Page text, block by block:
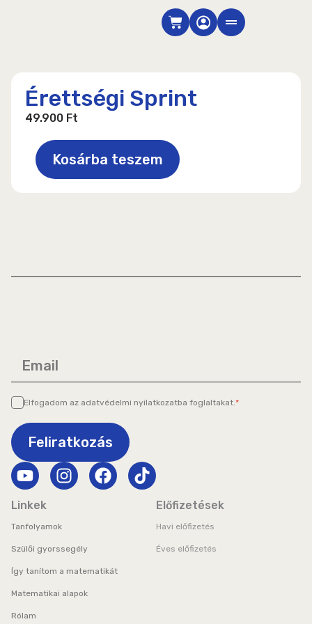
Cart
Érettségi Sprint
49.900 Ft
Sprint
mennyiségKosárba teszem
Email
Elfogadom az adatvédelmi nyilatkozatba foglaltakat.*
Feliratkozás
Y
o
u
t
u
b
e
I
n
g
r
a
m
F
a
o
T
i
Linkek
Tanfolyamok
Szülői gyorssegély
Így tanítom a matematikát
Matematikai alapok
Rólam
Előfizetések
Havi előfizetés
Éves előfizetés